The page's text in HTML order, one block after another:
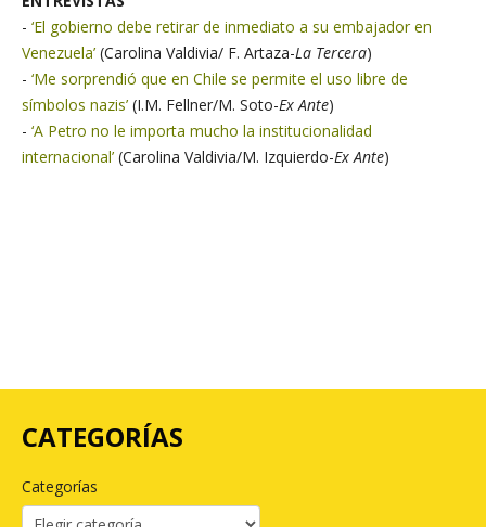
- ‘El gobierno debe retirar de inmediato a su embajador en
Venezuela’ (Carolina Valdivia/ F. Artaza-La Tercera)
- ‘Me sorprendió que en Chile se permite el uso libre de
símbolos nazis’ (I.M. Fellner/M. Soto-Ex Ante)
- ‘A Petro no le importa mucho la institucionalidad
internacional’ (Carolina Valdivia/M. Izquierdo-Ex Ante)
CATEGORÍAS
Categorías